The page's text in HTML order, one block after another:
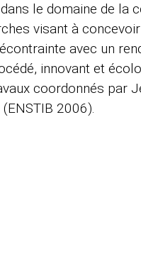
le domaine de la
visant à
avec un
innovant et
coordonnés par
2006).